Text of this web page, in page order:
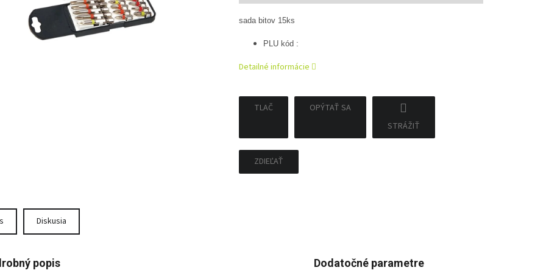
sada bitov 15ks
PLU kód :
Detailné informácie
TLAČ
OPÝTAŤ SA
STRÁŽIŤ
ZDIEĽAŤ
Diskusia
popis Dodatočné parametre